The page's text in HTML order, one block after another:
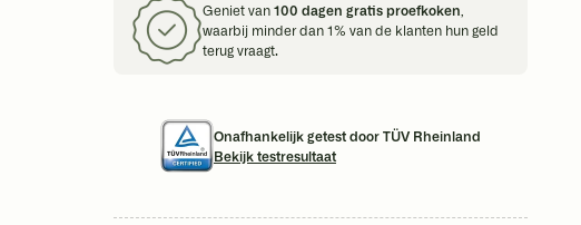
Geniet van 100 dagen gratis proefkoken
waarbij minder dan 1% van de klanten hun geld
terug vraagt.
Onafhankelijk getest door TÜV Rheinland
Bekijk testresultaat